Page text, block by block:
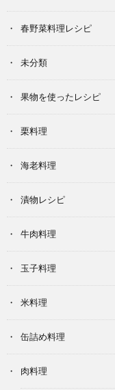
春野菜料理レシピ
未分類
果物を使ったレシピ
栗料理
海老料理
漬物レシピ
牛肉料理
玉子料理
米料理
缶詰め料理
肉料理